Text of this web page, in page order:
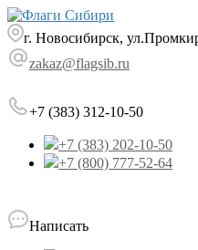
г. Новосибирск,
zakaz@flagsib.ru
+7 (383) 312-10-50
+7 (383) 202-10-50
+7 (800) 777-52-64
Написать